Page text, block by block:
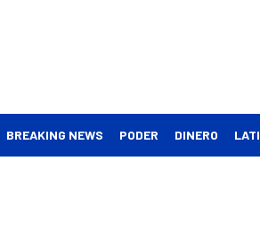
BREAKING NEWS PODER DINERO